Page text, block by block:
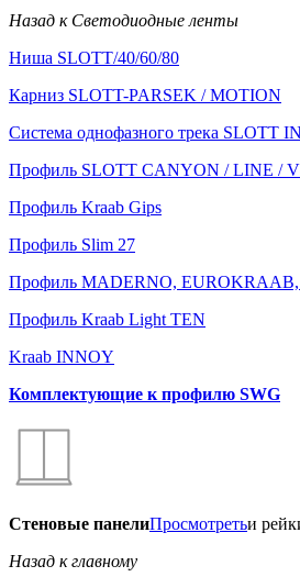
Назад к Светодиодные ленты
Ниша SLOTT/40/60/80
Карниз SLOTT-PARSEK / MOTION
Система однофазного трека SLOTT
Профиль SLOTT CANYON / LINE /
Профиль Kraab Gips
Профиль Slim 27
Профиль MADERNO,
Профиль Kraab Light TEN
Kraab INNOY
Комплектующие к профилю SWG
Стеновые панелиПросмотретьи
Назад к главному